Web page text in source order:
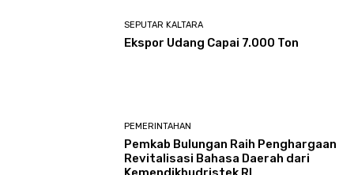
SEPUTAR KALTARA
Ekspor Udang Capai 7.000 Ton
PEMERINTAHAN
Pemkab Bulungan Raih Penghargaan
Revitalisasi Bahasa Daerah dari